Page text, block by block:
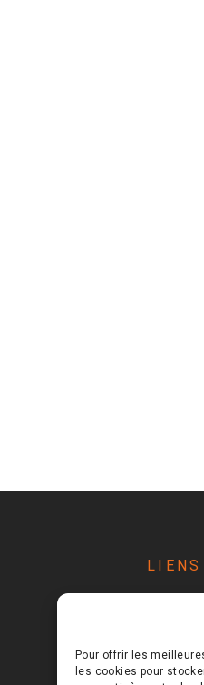
Pour offrir les
les cookies pour
Nous